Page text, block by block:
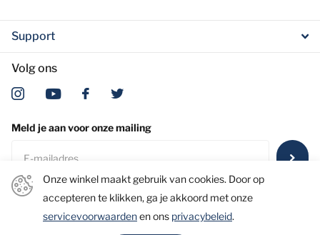
Support
Volg ons
Meld je aan voor onze mailing
Onze winkel maakt gebruik van cookies. Door op
accepteren te klikken, ga je akkoord met onze
servicevoorwaardenen ons privacybeleid.